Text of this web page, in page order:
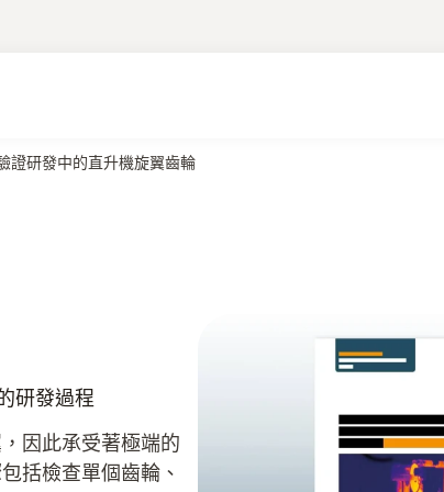
證研發中的直升機旋翼齒輪
研發過程
因此承受著極端的
括檢查單個齒輪、